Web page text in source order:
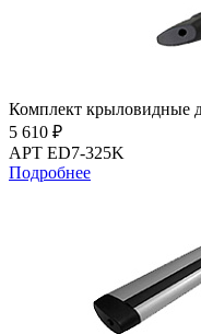
Комплект крыловидные
5 610 ₽
АРТ ED7-325K
Подробнее